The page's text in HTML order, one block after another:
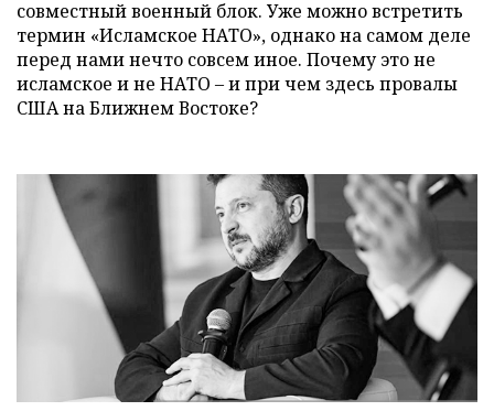
совместный военный блок. Уже можно встретить
термин «Исламское НАТО», однако на самом деле
перед нами нечто совсем иное. Почему это не
исламское и не НАТО – и при чем здесь провалы
США на Ближнем Востоке?